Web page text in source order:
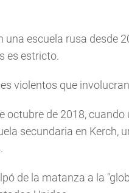
una escuela rusa desde
es estricto.
violentos que
octubre de 2018,
secundaria en Kerch,
de la matanza a la